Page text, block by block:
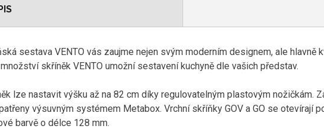
sestava VENTO vás zaujme nejen svým moderním designem, ale hlavně
skříněk VENTO umožní sestavení kuchyně dle vašich představ.
lze nastavit výšku až na 82 cm díky regulovatelným plastovým nožičkám.
výsuvným systémem Metabox. Vrchní skříňky GOV a GO se otevírají
barvě o délce 128 mm.